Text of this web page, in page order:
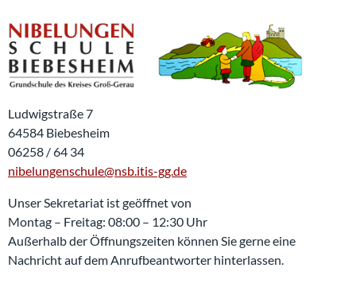
Ludwigstraße 7
64584 Biebesheim
06258 / 64 34
nibelungenschule@nsb.itis-gg.de
Unser Sekretariat ist geöffnet von
Montag – Freitag: 08:00 – 12:30 Uhr
Außerhalb der Öffnungszeiten können Sie gerne eine
Nachricht auf dem Anrufbeantworter hinterlassen.